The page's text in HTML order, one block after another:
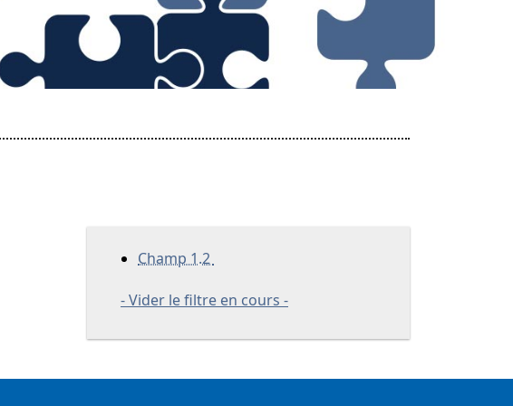
Champ 1.2
- Vider le filtre en cours -